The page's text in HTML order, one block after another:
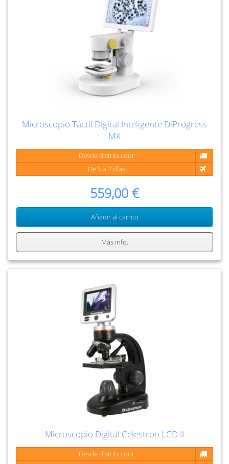
Microscopio Táctil Digital Inteligente DiProgress
MX
Desde distribuidor
De 5 a 7 días
559,00 €
Añadir al carrito
Más info.
Microscopio Digital Celestron LCD II
Desde distribuidor